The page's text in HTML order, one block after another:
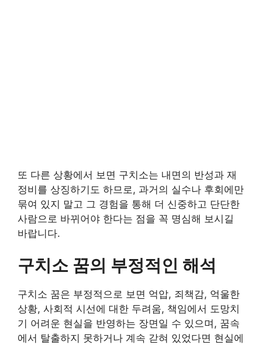
또 다른 상황에서 보면 구치소는 내면의 반성과 재
정비를 상징하기도 하므로, 과거의 실수나 후회에만
묶여 있지 말고 그 경험을 통해 더 신중하고 단단한
사람으로 바뀌어야 한다는 점을 꼭 명심해 보시길
바랍니다.
구치소 꿈의 부정적인 해석
구치소 꿈은 부정적으로 보면 억압, 죄책감, 억울한
상황, 사회적 시선에 대한 두려움, 책임에서 도망치
기 어려운 현실을 반영하는 장면일 수 있으며, 꿈속
에서 탈출하지 못하거나 계속 갇혀 있었다면 현실에